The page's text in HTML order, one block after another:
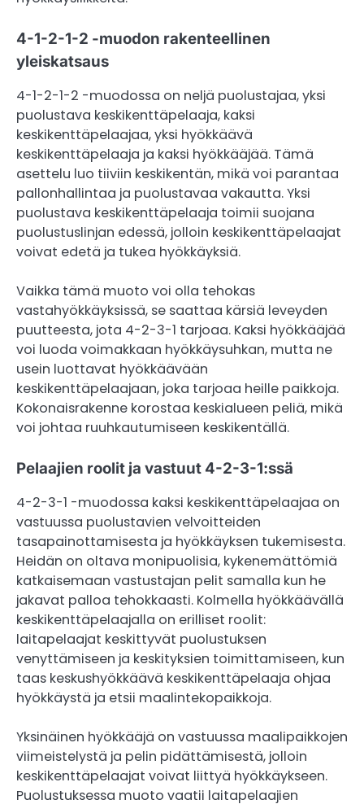
4-1-2-1-2 -muodon rakenteellinen
yleiskatsaus
4-1-2-1-2 -muodossa on neljä puolustajaa, yksi
puolustava keskikenttäpelaaja, kaksi
keskikenttäpelaajaa, yksi hyökkäävä
keskikenttäpelaaja ja kaksi hyökkääjää. Tämä
asettelu luo tiiviin keskikentän, mikä voi parantaa
pallonhallintaa ja puolustavaa vakautta. Yksi
puolustava keskikenttäpelaaja toimii suojana
puolustuslinjan edessä, jolloin keskikenttäpelaajat
voivat edetä ja tukea hyökkäyksiä.
Vaikka tämä muoto voi olla tehokas
vastahyökkäyksissä, se saattaa kärsiä leveyden
puutteesta, jota 4-2-3-1 tarjoaa. Kaksi hyökkääjää
voi luoda voimakkaan hyökkäysuhkan, mutta ne
usein luottavat hyökkäävään
keskikenttäpelaajaan, joka tarjoaa heille paikkoja.
Kokonaisrakenne korostaa keskialueen peliä, mikä
voi johtaa ruuhkautumiseen keskikentällä.
Pelaajien roolit ja vastuut 4-2-3-1:ssä
4-2-3-1 -muodossa kaksi keskikenttäpelaajaa on
vastuussa puolustavien velvoitteiden
tasapainottamisesta ja hyökkäyksen tukemisesta.
Heidän on oltava monipuolisia, kykenemättömiä
katkaisemaan vastustajan pelit samalla kun he
jakavat palloa tehokkaasti. Kolmella hyökkäävällä
keskikenttäpelaajalla on erilliset roolit:
laitapelaajat keskittyvät puolustuksen
venyttämiseen ja keskityksien toimittamiseen, kun
taas keskushyökkäävä keskikenttäpelaaja ohjaa
hyökkäystä ja etsii maalintekopaikkoja.
Yksinäinen hyökkääjä on vastuussa maalipaikkojen
viimeistelystä ja pelin pidättämisestä, jolloin
keskikenttäpelaajat voivat liittyä hyökkäykseen.
Puolustuksessa muoto vaatii laitapelaajien